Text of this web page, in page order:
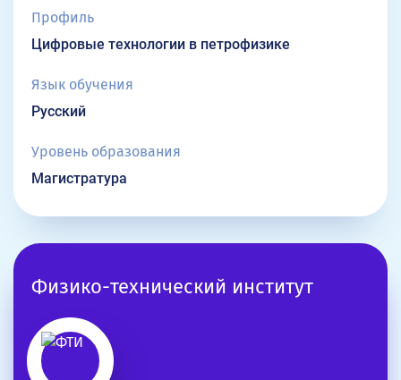
Профиль
Цифровые технологии в петрофизике
Язык обучения
Русский
Уровень образования
Магистратура
Физико-технический институт